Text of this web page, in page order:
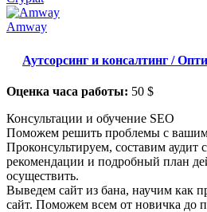
Amway
Аутсорсинг и консалтинг /
Оценка часа работы: 50 $
Консультации и обучение SEO
Поможем решить проблемы с
Проконсультируем, составим аудит
рекомендации и подробный план
осуществить.
Выведем сайт из бана, научим как
сайт. Поможем всем от новичка до